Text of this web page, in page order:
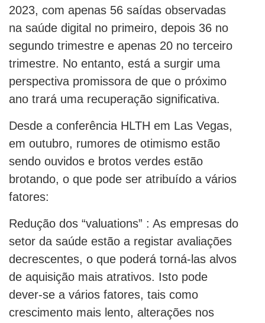
2023, com apenas 56 saídas observadas
na saúde digital no primeiro, depois 36 no
segundo trimestre e apenas 20 no terceiro
trimestre. No entanto, está a surgir uma
perspectiva promissora de que o próximo
ano trará uma recuperação significativa.
Desde a conferência HLTH em Las Vegas,
em outubro, rumores de otimismo estão
sendo ouvidos e brotos verdes estão
brotando, o que pode ser atribuído a vários
fatores:
Redução dos “valuations” : As empresas do
setor da saúde estão a registar avaliações
decrescentes, o que poderá torná-las alvos
de aquisição mais atrativos. Isto pode
dever-se a vários fatores, tais como
crescimento mais lento, alterações nos